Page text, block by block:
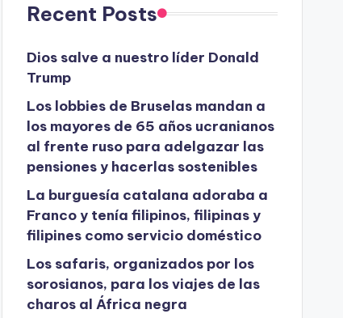
Recent Posts
Dios salve a nuestro líder Donald
Trump
Los lobbies de Bruselas mandan a
los mayores de 65 años ucranianos
al frente ruso para adelgazar las
pensiones y hacerlas sostenibles
La burguesía catalana adoraba a
Franco y tenía filipinos, filipinas y
filipines como servicio doméstico
Los safaris, organizados por los
sorosianos, para los viajes de las
charos al África negra